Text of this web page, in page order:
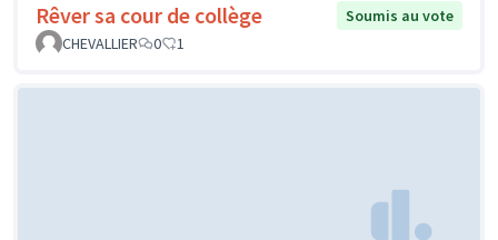
Rêver sa cour de collège
Soumis au vote
CHEVALLIER
0 1